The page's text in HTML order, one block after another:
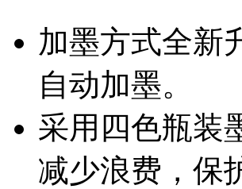
加墨方式全新
自动加墨。
采用四色瓶装
减少浪费，保